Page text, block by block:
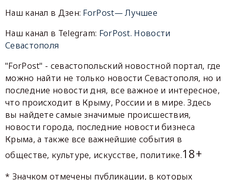
Наш канал в Дзен: ForPost— Лучшее
Наш канал в Telegram: ForPost. Новости
Севастополя
"ForPost" - севастопольский новостной портал, где
можно найти не только новости Севастополя, но и
последние новости дня, все важное и интересное,
что происходит в Крыму, России и в мире. Здесь
вы найдете самые значимые происшествия,
новости города, последние новости бизнеса
Крыма, а также все важнейшие события в
обществе, культуре, искусстве, политике.18+
* Значком отмечены публикации, в которых